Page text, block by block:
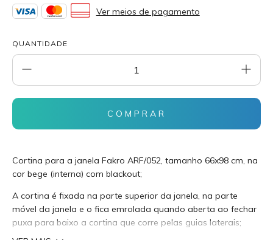
Ver meios de pagamento
QUANTIDADE
Cortina para a janela Fakro ARF/052, tamanho 66x98 cm, na
cor bege (interna) com blackout;
A cortina é fixada na parte superior da janela, na parte
móvel da janela e o fica emrolada quando aberta ao fechar
puxa para baixo a cortina que corre pelas guias laterais;